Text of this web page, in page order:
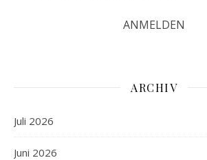
ARCHIV
Juli 2026
Juni 2026